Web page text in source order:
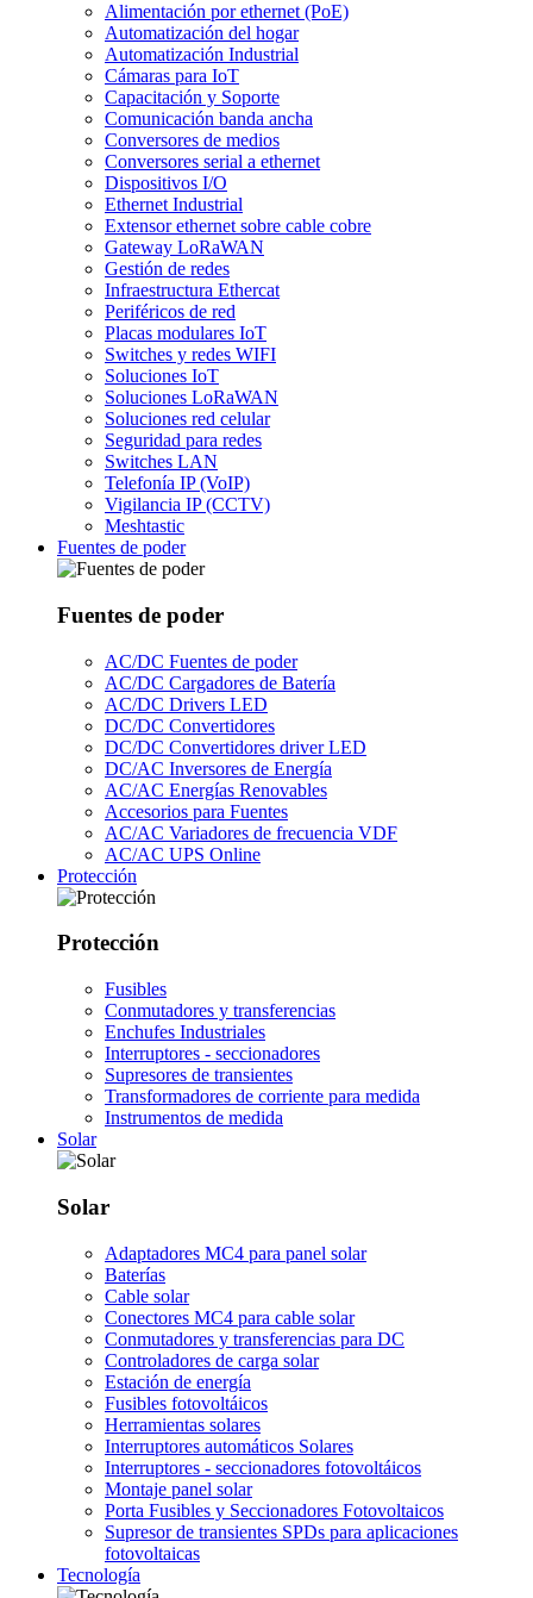
Alimentación por ethernet (PoE)
Automatización del hogar
Automatización Industrial
Cámaras para IoT
Capacitación y Soporte
Comunicación banda ancha
Conversores de medios
Conversores serial a ethernet
Dispositivos I/O
Ethernet Industrial
Extensor ethernet sobre cable cobre
Gateway LoRaWAN
Gestión de redes
Infraestructura Ethercat
Periféricos de red
Placas modulares IoT
Switches y redes WIFI
Soluciones IoT
Soluciones LoRaWAN
Soluciones red celular
Seguridad para redes
Switches LAN
Telefonía IP (VoIP)
Vigilancia IP (CCTV)
Meshtastic
Fuentes de poder
Fuentes de poder
AC/DC Fuentes de poder
AC/DC Cargadores de Batería
AC/DC Drivers LED
DC/DC Convertidores
DC/DC Convertidores driver LED
DC/AC Inversores de Energía
AC/AC Energías Renovables
Accesorios para Fuentes
AC/AC Variadores de frecuencia VDF
AC/AC UPS Online
Protección
Protección
Fusibles
Conmutadores y transferencias
Enchufes Industriales
Interruptores - seccionadores
Supresores de transientes
Transformadores de corriente para medida
Instrumentos de medida
Solar
Solar
Adaptadores MC4 para panel solar
Baterías
Cable solar
Conectores MC4 para cable solar
Conmutadores y transferencias para DC
Controladores de carga solar
Estación de energía
Fusibles fotovoltáicos
Herramientas solares
Interruptores automáticos Solares
Interruptores - seccionadores fotovoltáicos
Montaje panel solar
Porta Fusibles y Seccionadores Fotovoltaicos
Supresor de transientes SPDs para aplicaciones
fotovoltaicas
Tecnología